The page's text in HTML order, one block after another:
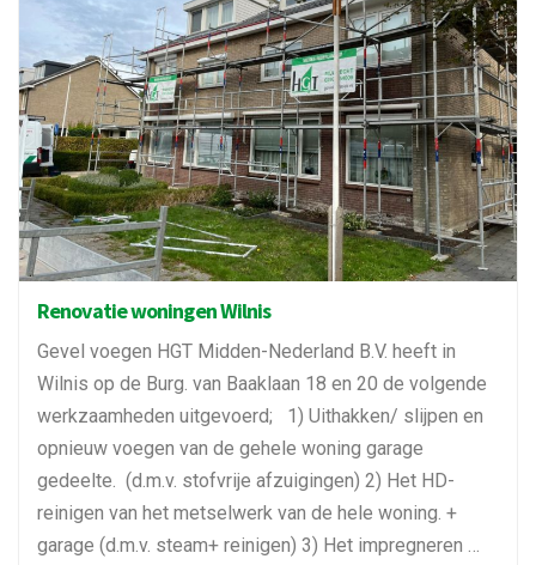
Renovatie woningen Wilnis
Gevel voegen HGT Midden-Nederland B.V. heeft in
Wilnis op de Burg. van Baaklaan 18 en 20 de volgende
werkzaamheden uitgevoerd; 1) Uithakken/ slijpen en
opnieuw voegen van de gehele woning garage
gedeelte. (d.m.v. stofvrije afzuigingen) 2) Het HD-
reinigen van het metselwerk van de hele woning. +
garage (d.m.v. steam+ reinigen) 3) Het impregneren …